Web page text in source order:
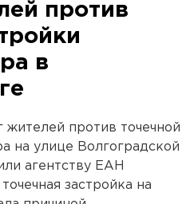
против
в
жителей против точечной
на улице Волгоградской
агентству ЕАН
застройка на